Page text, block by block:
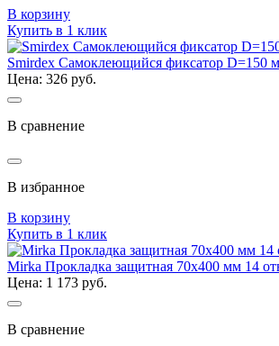
В корзину
Купить в 1 клик
Smirdex Самоклеющийся фиксатор D=150
Цена: 326 руб.
В сравнение
В избранное
В корзину
Купить в 1 клик
Mirka Прокладка защитная 70х400 мм 14
Цена: 1 173 руб.
В сравнение